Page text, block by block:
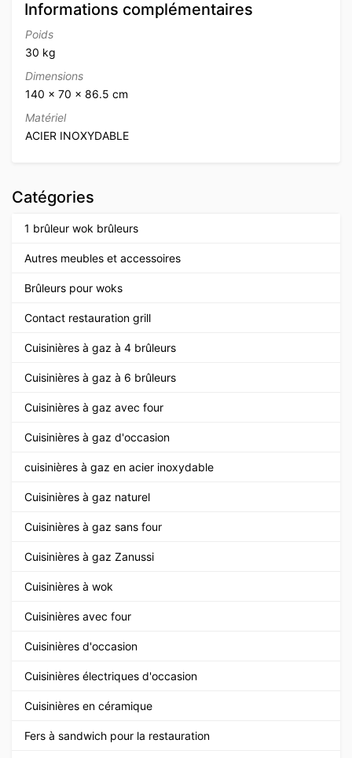
Informations complémentaires
Poids
30 kg
Dimensions
140 × 70 × 86.5 cm
Matériel
ACIER INOXYDABLE
Catégories
1 brûleur wok brûleurs
Autres meubles et accessoires
Brûleurs pour woks
Contact restauration grill
Cuisinières à gaz à 4 brûleurs
Cuisinières à gaz à 6 brûleurs
Cuisinières à gaz avec four
Cuisinières à gaz d'occasion
cuisinières à gaz en acier inoxydable
Cuisinières à gaz naturel
Cuisinières à gaz sans four
Cuisinières à gaz Zanussi
Cuisinières à wok
Cuisinières avec four
Cuisinières d'occasion
Cuisinières électriques d'occasion
Cuisinières en céramique
Fers à sandwich pour la restauration